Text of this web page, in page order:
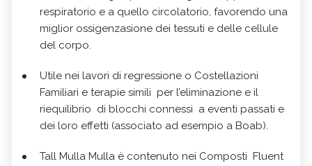
respiratorio e a quello circolatorio, favorendo una
miglior ossigenzasione dei tessuti e delle cellule
del corpo.
Utile nei lavori di regressione o Costellazioni
Familiari e terapie simili per l’eliminazione e il
riequilibrio di blocchi connessi a eventi passati e
dei loro effetti (associato ad esempio a Boab).
Tall Mulla Mulla è contenuto nei Composti Fluent